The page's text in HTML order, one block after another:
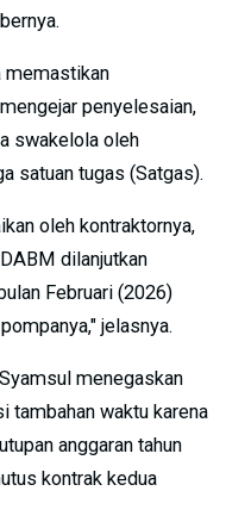
memastikan
penyelesaian,
swakelola oleh
satuan tugas (Satgas).
oleh kontraktornya,
dilanjutkan
Februari (2026)
jelasnya.
menegaskan
tambahan waktu karena
anggaran tahun
kontrak kedua